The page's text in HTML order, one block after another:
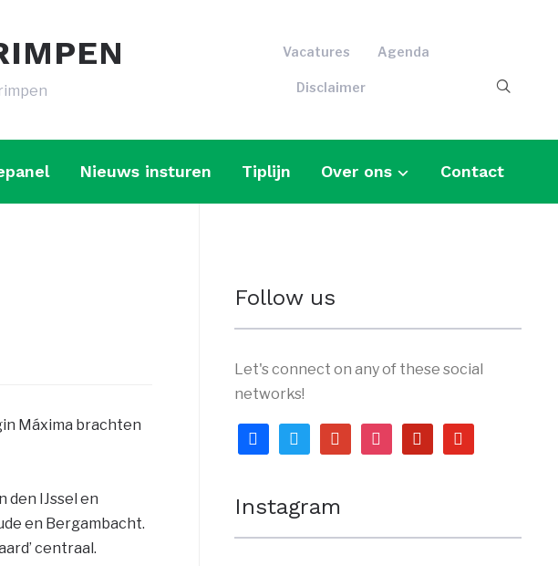
Vacatures Agenda
Disclaimer
Nieuws insturen Tiplijn Over ons Contact
Máxima brachten
den IJssel en
en Bergambacht.
centraal.
Follow us
Let's connect on any of these social
networks!
facebooktwitter google instagrampinterestyoutube
Instagram